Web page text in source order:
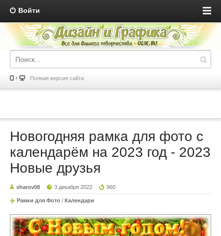
Войти
Полная версия сайта
Новогодняя рамка для фото с
календарём на 2023 год - 2023
Новые друзья
sharov08 3 декабря 2022 960
Рамки для Фото / Календари